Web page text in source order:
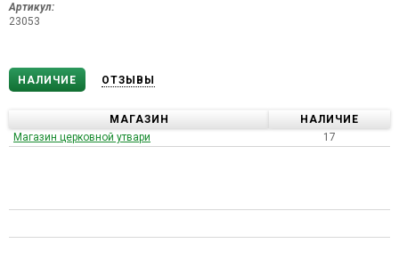
Артикул:
23053
НАЛИЧИЕ ОТЗЫВЫ
МАГАЗИН
НАЛИЧИЕ
Магазин церковной утвари
17